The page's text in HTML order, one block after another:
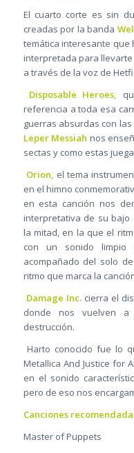
El cuarto corte es sin
creadas por la banda
temática interesante que
interpretada para
a través de la voz de
Disposable Heroes,
referencia a toda esa
guerras absurdas con
Leper Messiah nos
sectas y como estas
Orion, el tema
en el himno
en esta canción nos
interpretativa de su bajo
la mitad, en la que el
con un sonido limpio
acompañado del solo
ritmo que marca la
Damage Inc. cierra el
donde nos vuelven
destrucción.
Harto conocido fue lo
Metallica And Justice for
en el sonido
pero de eso nos
Canciones
Master of Puppets